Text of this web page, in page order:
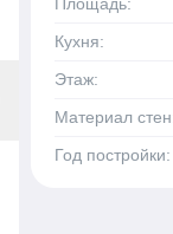
Кухня:
Этаж:
Материал
Год постройки: